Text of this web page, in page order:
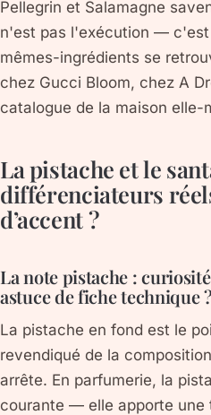
Pellegrin et Salamagne
n'est pas l'exécution —
mêmes-ingrédients se
chez Gucci Bloom, chez A
catalogue de la maison elle-
La pistache et le
différenciateurs
d’accent ?
La note pistache :
astuce de fiche technique
La pistache en fond est le
revendiqué de la
arrête. En parfumerie, la
courante — elle apporte une